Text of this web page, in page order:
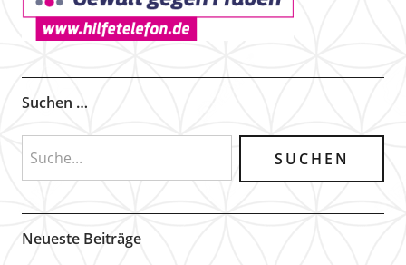
Suchen …
Neueste Beiträge